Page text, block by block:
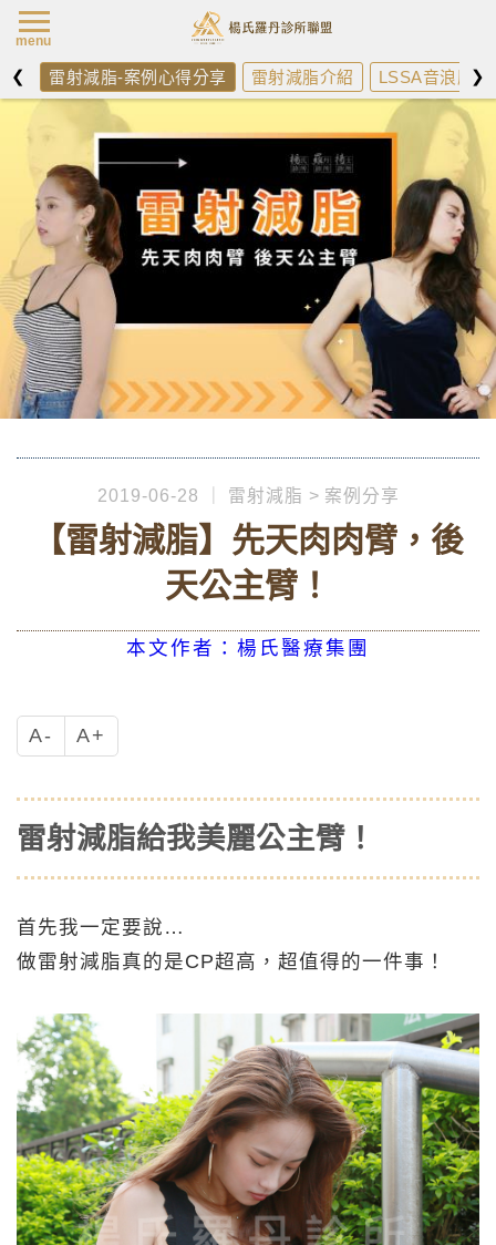
❮ 雷射減脂-案例心得分享 雷射減脂介紹 LSSA音浪脂雕
❯
2019-06-28 雷射減脂 案例分享
【雷射減脂】先天肉肉臂，後
天公主臂！
本文作者：楊氏醫療集團
A- A+
雷射減脂給我美麗公主臂！
首先我一定要說…
做雷射減脂真的是CP超高，超值得的一件事！
menu